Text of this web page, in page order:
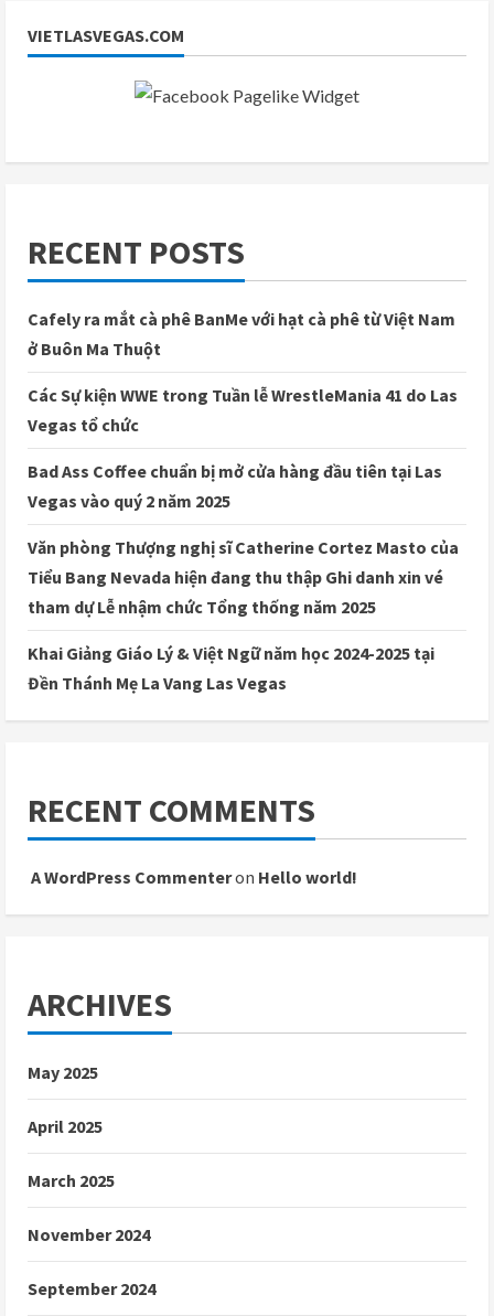
VIETLASVEGAS.COM
RECENT POSTS
Cafely ra mắt cà phê BanMe với hạt cà phê từ Việt Nam
ở Buôn Ma Thuột
Các Sự kiện WWE trong Tuần lễ WrestleMania 41 do Las
Vegas tổ chức
Bad Ass Coffee chuẩn bị mở cửa hàng đầu tiên tại Las
Vegas vào quý 2 năm 2025
Văn phòng Thượng nghị sĩ Catherine Cortez Masto của
Tiểu Bang Nevada hiện đang thu thập Ghi danh xin vé
tham dự Lễ nhậm chức Tổng thống năm 2025
Khai Giảng Giáo Lý & Việt Ngữ năm học 2024-2025 tại
Đền Thánh Mẹ La Vang Las Vegas
RECENT COMMENTS
A WordPress Commenteron Hello world!
ARCHIVES
May 2025
April 2025
March 2025
November 2024
September 2024